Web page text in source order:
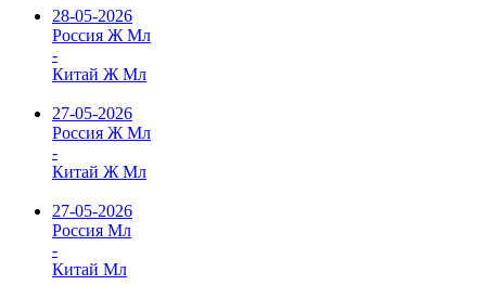
28-05-2026
Россия Ж Мл
-
Китай Ж Мл
27-05-2026
Россия Ж Мл
-
Китай Ж Мл
27-05-2026
Россия Мл
-
Китай Мл